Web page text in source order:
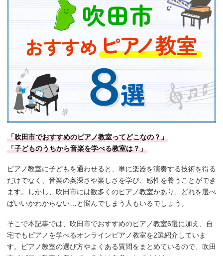
「吹田市でおすすめのピアノ教室ってどこなの？」
「子どものうちから音楽を学べる教室は？」
ピアノ教室に子どもを通わせると、単に楽器を演奏する技術を得る
だけでなく、音楽の奥深さや楽しさを学び、感性を養うことができ
ます。しかし、吹田市には数多くのピアノ教室があり、どれを選べ
ばいいかわからない…と悩んでしまう人もいるでしょう。
そこで本記事では、吹田市でおすすめのピアノ教室6選に加え、自
宅でもピアノを学べるオンラインピアノ教室を2選紹介していま
す。ピアノ教室の選び方やよくある質問をまとめているので、吹田